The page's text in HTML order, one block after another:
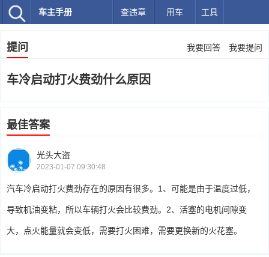
车主手册 查违章 用车 工具
提问 我要回答 我要提问
车冷启动打火费劲什么原因
最佳答案
光头大盗
2023-01-07 09:30:48
汽车冷启动打火费劲存在的原因有很多。1、可能是由于温度过低，
导致机油变粘，所以车辆打火会比较费劲。2、活塞的电机间隙变
大，点火能量就会变低，需要打火困难，需要更换新的火花塞。